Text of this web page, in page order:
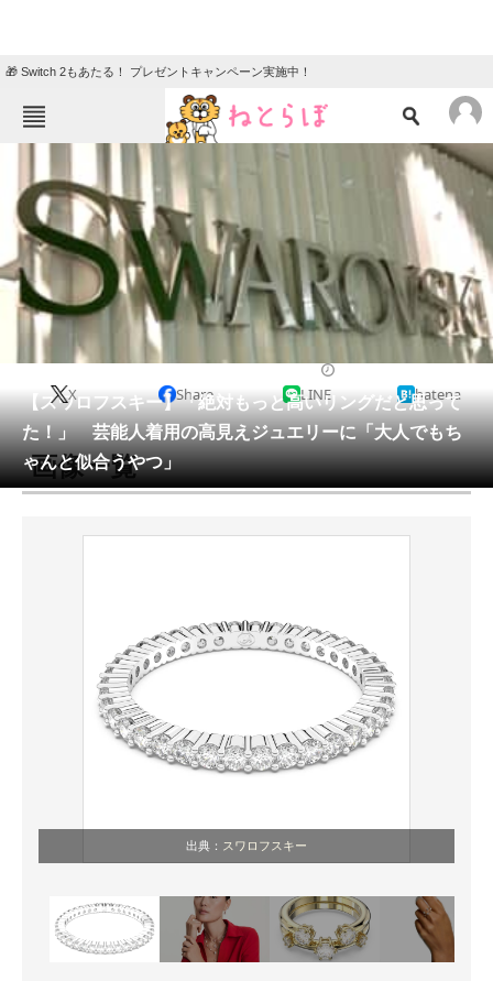
🎁 Switch 2もあたる！ プレゼントキャンペーン実施中！
ねとらぼメニュー
TOP
エンタメ
グルメ 地域
住まい 教育・育児
会員記事
メディア
注目記事を集めた総合ページ
ITの今と未来を見通す
進化するPCとデバイスの未来
好きが集まる 比べて選べる
ビジネスと働き方のヒント
マーケ×ITの今がよく分かる
ITエンジニア向け専門サイト
【スワロフスキー】「絶対もっと高いリングだと思って
た！」 芸能人着用の高見えジュエリーに「大人でもち
ゃんと似合うやつ」
X Share LINE hatena
画像一覧
出典： スワロフスキー